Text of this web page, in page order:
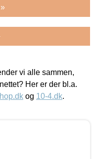
vi alle sammen,
Her er der bl.a.
og 10-4.dk.